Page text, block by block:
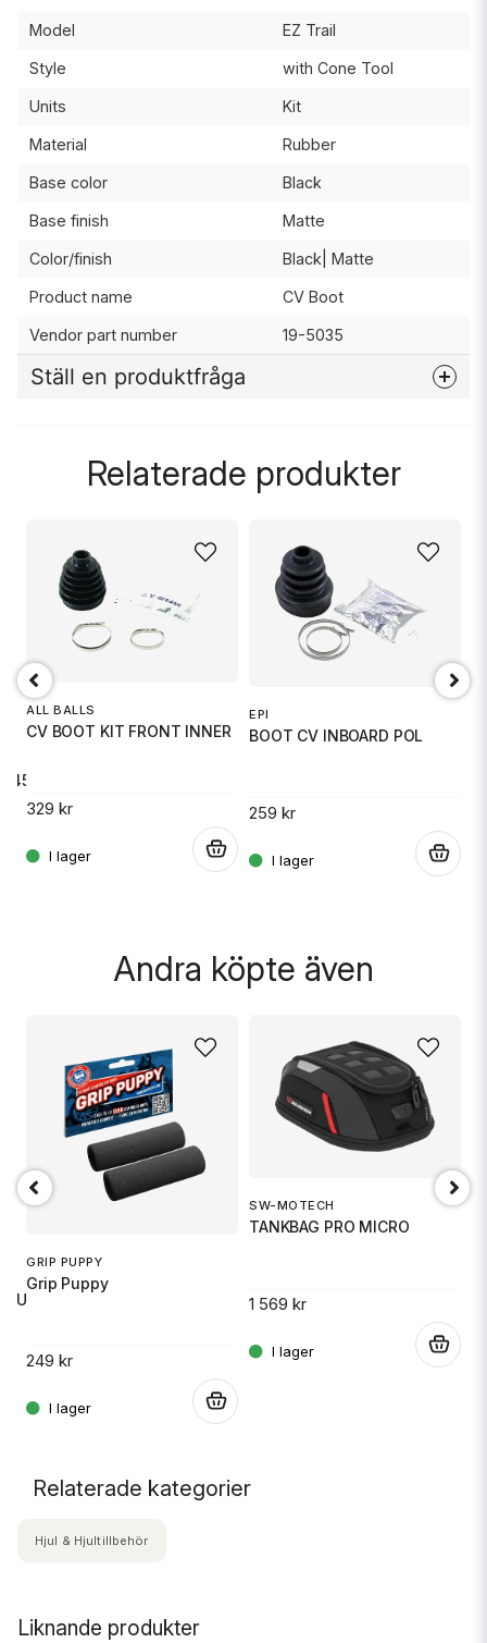
Model EZ Trail
Style with Cone Tool
Units Kit
Material Rubber
Base color Black
Base finish Matte
Color/finish Black| Matte
Product name CV Boot
Vendor part number 19-5035
Ställ en produktfråga
Namn
Mejladress
Ja, ni får publicera min fråga
Relaterade produkter
45
ALL BALLS
CV BOOT KIT FRONT INNER
329 kr
EPI
BOOT CV INBOARD POL
259 kr
Andra köpte även
RU
GRIP PUPPY
Grip Puppy
249 kr
SW-MOTECH
TANKBAG PRO MICRO
1 569 kr
Liknande produkter
Relaterade kategorier
Hjul & Hjultillbehör